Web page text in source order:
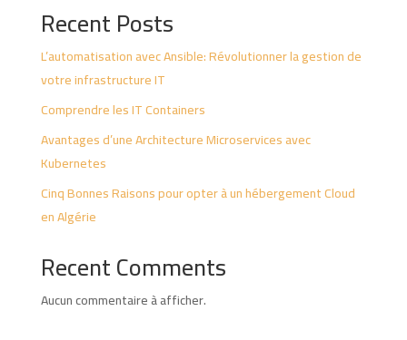
Recent Posts
L’automatisation avec Ansible: Révolutionner la gestion de
votre infrastructure IT
Comprendre les IT Containers
Avantages d’une Architecture Microservices avec
Kubernetes
Cinq Bonnes Raisons pour opter à un hébergement Cloud
en Algérie
Recent Comments
Aucun commentaire à afficher.